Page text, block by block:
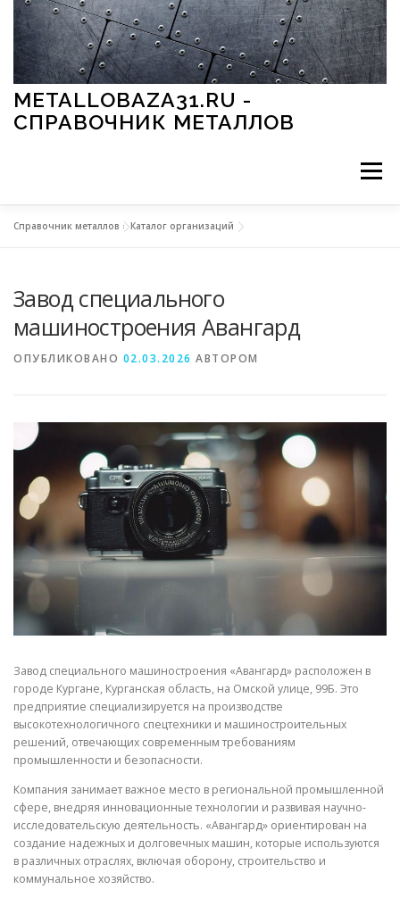
Перейти к содержимому
METALLOBAZA31.RU -
СПРАВОЧНИК МЕТАЛЛОВ
Меню
МЕТАЛЛЫ И ОКРУЖАЮЩАЯ СРЕДА
СВОЙСТВА МЕТАЛЛОВ СОРТА МЕТАЛЛОВ
СТАТЬИ
Справочник металлов »Каталог организаций
Завод специального
машиностроения Авангард
ОПУБЛИКОВАНО 02.03.2026 АВТОРОМ
Завод специального машиностроения «Авангард» расположен в
городе Кургане, Курганская область, на Омской улице, 99Б. Это
предприятие специализируется на производстве
высокотехнологичного спецтехники и машиностроительных
решений, отвечающих современным требованиям
промышленности и безопасности.
Компания занимает важное место в региональной промышленной
сфере, внедряя инновационные технологии и развивая научно-
исследовательскую деятельность. «Авангард» ориентирован на
создание надежных и долговечных машин, которые используются
в различных отраслях, включая оборону, строительство и
коммунальное хозяйство.